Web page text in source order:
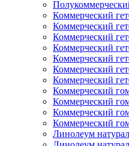
Коммерческий
Коммерческий
Коммерческий
Коммерческий
Коммерческий
Коммерческий
Коммерческий
Коммерческий
Коммерческий
Коммерческий
Коммерческий
Линолеум